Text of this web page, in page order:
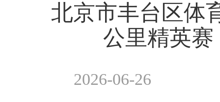
北京市丰台区体
公里精英赛
2026-06-26